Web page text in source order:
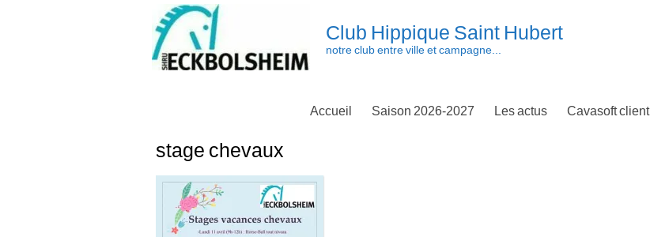
Club Hippique Saint Hubert
notre club entre ville et campagne...
Accueil Saison 2026-2027 Les actus Cavasoft client
stage chevaux